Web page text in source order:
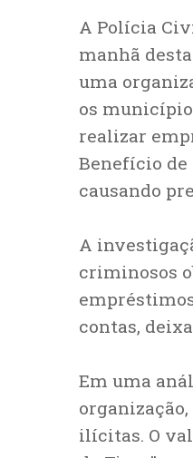
A Polícia
manhã
uma
os
realizar
Benefício de
causando
A
criminosos
contas,
Em uma
ilícitas. O